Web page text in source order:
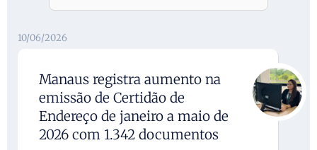
10/06/2026
Manaus registra aumento na
emissão de Certidão de
Endereço de janeiro a maio de
2026 com 1.342 documentos